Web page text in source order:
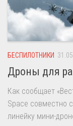
БЕСПИЛОТНИКИ
Дроны для
Как сообщает
Space совместно
линейку мини-